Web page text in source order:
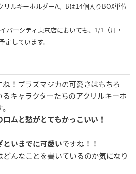
リルキーホルダーA、Bは14個入りBOX単位
バーシティ東京店においても、1/1（月・
定しています。
！プラズマジカの可愛さはもちろ
キャラクターたちのアクリルキーホ
ロムと愁がとてもかっこいい！
といまでに可愛いですね！！
んなことを書いているのか気になり